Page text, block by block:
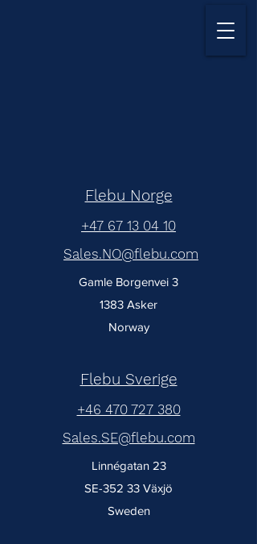
Flebu Norge
+47 67 13 04 10
Sales.NO@flebu.com
Gamle Borgenvei 3
1383 Asker
Norway
Flebu Sverige
+46 470 727 380
Sales.SE@flebu.com
Linnégatan 23
SE-352 33 Växjö
Sweden